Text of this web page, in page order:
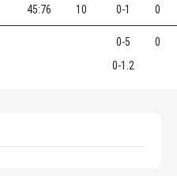
45:76 10 0-1 0
0-5
0
0-1.2